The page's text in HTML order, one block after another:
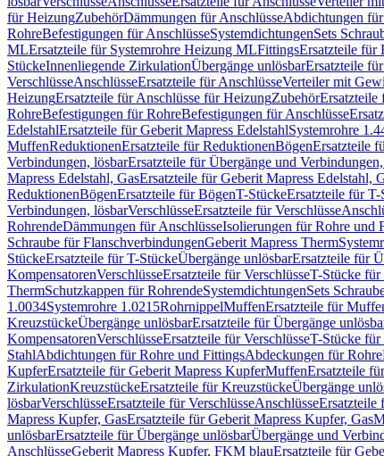
für HeizungZubehörDämmungen für AnschlüsseAbdichtungen
RohreBefestigungen für AnschlüsseSystemdichtungenSets
MLErsatzteile für Systemrohre Heizung MLFittingsErsatzteile für
StückeInnenliegende ZirkulationÜbergänge unlösbarErsatzteile
VerschlüsseAnschlüsseErsatzteile für AnschlüsseVerteiler mit
HeizungErsatzteile für Anschlüsse für HeizungZubehörErsatzteile
RohreBefestigungen für RohreBefestigungen für Anschlüsse
EdelstahlErsatzteile für Geberit Mapress EdelstahlSystemrohre
MuffenReduktionenErsatzteile für ReduktionenBögenErsatzteile
Verbindungen, lösbarErsatzteile für Übergänge und
Mapress Edelstahl, GasErsatzteile für Geberit Mapress Edelstahl,
ReduktionenBögenErsatzteile für BögenT-StückeErsatzteile für T-
Verbindungen, lösbarVerschlüsseErsatzteile für Verschlüsse
RohrendeDämmungen für AnschlüsseIsolierungen für Rohre und
Schraube für FlanschverbindungenGeberit Mapress Therm
StückeErsatzteile für T-StückeÜbergänge unlösbarErsatzteile für
KompensatorenVerschlüsseErsatzteile für VerschlüsseT-Stücke
ThermSchutzkappen für RohrendeSystemdichtungenSets
1.0034Systemrohre 1.0215RohrnippelMuffenErsatzteile für
KreuzstückeÜbergänge unlösbarErsatzteile für Übergänge
KompensatorenVerschlüsseErsatzteile für VerschlüsseT-Stücke
StahlAbdichtungen für Rohre und FittingsAbdeckungen für Rohre
KupferErsatzteile für Geberit Mapress KupferMuffenErsatzteile
ZirkulationKreuzstückeErsatzteile für KreuzstückeÜbergänge
lösbarVerschlüsseErsatzteile für VerschlüsseAnschlüsseErsatzteile
Mapress Kupfer, GasErsatzteile für Geberit Mapress Kupfer, Gas
unlösbarErsatzteile für Übergänge unlösbarÜbergänge und
AnschlüsseGeberit Mapress Kupfer, FKM blauErsatzteile für